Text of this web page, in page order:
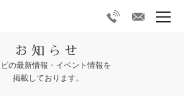
お知らせ
ビの最新情報・イベント情報を
掲載しております。